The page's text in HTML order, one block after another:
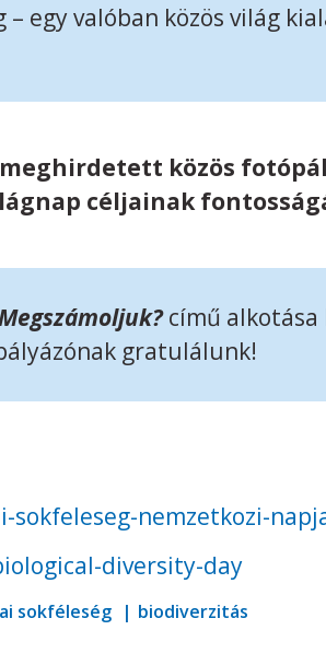
egy valóban közös világ
közös
céljainak
című alkotása
gratulálunk!
nemzetkozi-
diversity-day
sokféleség biodiverzitás